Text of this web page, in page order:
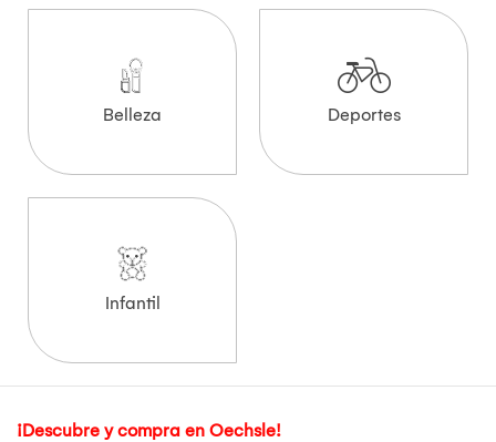
Belleza Deportes
Infantil
¡Descubre y compra en Oechsle!